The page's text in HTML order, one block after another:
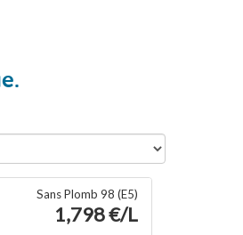
Sans Plomb 98 (E5)
1,798 €/L